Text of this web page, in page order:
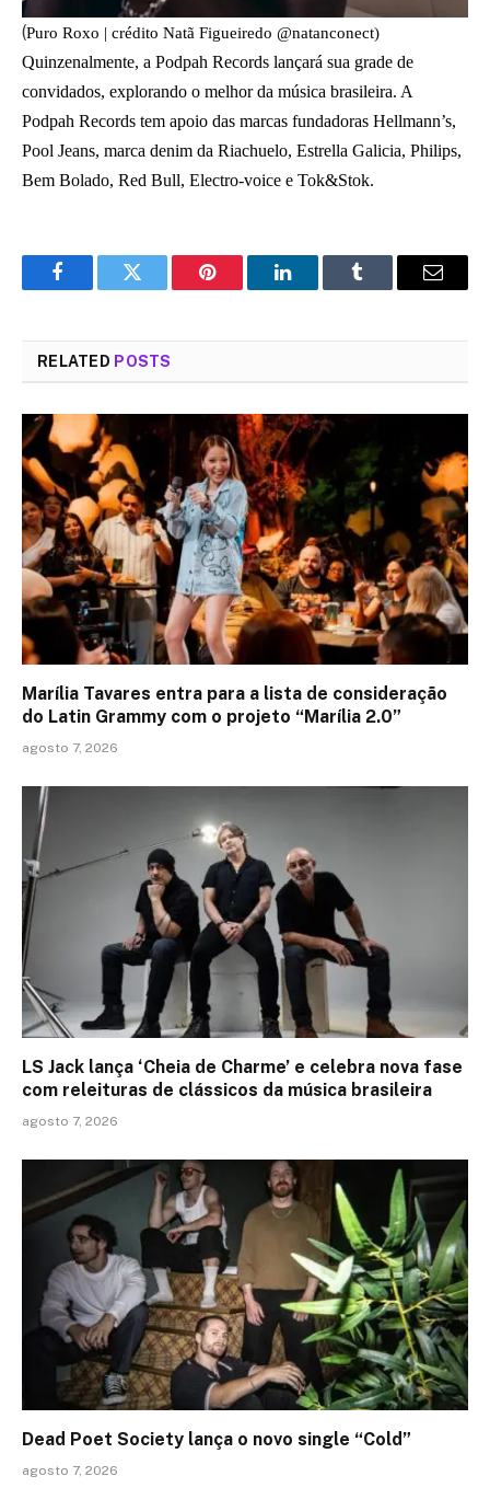
(Puro Roxo | crédito Natã Figueiredo @natanconect)
Quinzenalmente, a Podpah Records lançará sua grade de
convidados, explorando o melhor da música brasileira. A
Podpah Records tem apoio das marcas fundadoras Hellmann’s,
Pool Jeans, marca denim da Riachuelo, Estrella Galicia, Philips,
Bem Bolado, Red Bull, Electro-voice e Tok&Stok.
FacebookTwitter Pinterest LinkedInTumblr Email
RELATED POSTS
Marília Tavares entra para a lista de consideração
do Latin Grammy com o projeto “Marília 2.0”
agosto 7, 2026
LS Jack lança ‘Cheia de Charme’ e celebra nova fase
com releituras de clássicos da música brasileira
agosto 7, 2026
Dead Poet Society lança o novo single “Cold”
agosto 7, 2026